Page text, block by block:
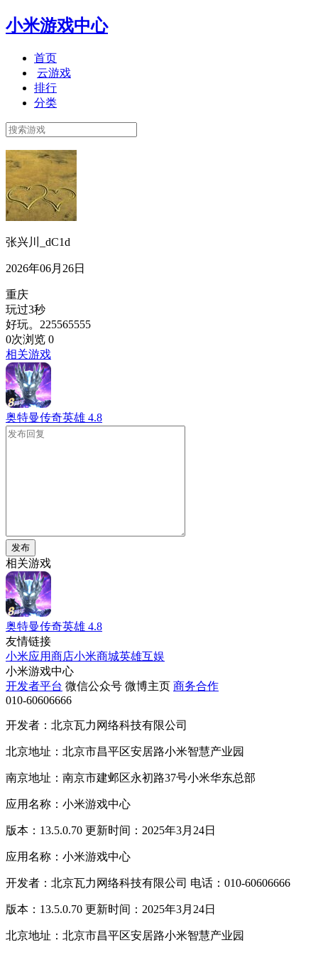
小米游戏中心
首页
云游戏
排行
分类
张兴川_dC1d
2026年06月26日
重庆
玩过3秒
好玩。225565555
0次浏览 0
相关游戏
奥特曼传奇英雄 4.8
发布
相关游戏
奥特曼传奇英雄 4.8
友情链接
小米应用商店小米商城英雄互娱
小米游戏中心
开发者平台 微信公众号 微博主页 商务合作
010-60606666
开发者：北京瓦力网络科技有限公司
北京地址：北京市昌平区安居路小米智慧产业园
南京地址：南京市建邺区永初路37号小米华东总部
应用名称：小米游戏中心
版本：13.5.0.70 更新时间：2025年3月24日
应用名称：小米游戏中心
开发者：北京瓦力网络科技有限公司 电话：010-60606666
版本：13.5.0.70 更新时间：2025年3月24日
北京地址：北京市昌平区安居路小米智慧产业园